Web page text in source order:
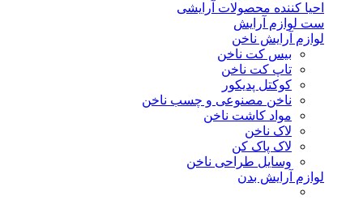
احیا کننده محصولات آرایشی
ست لوازم آرایش
لوازم آرایش ناخن
بیس کت ناخن
تاپ کت ناخن
کوکتل پدیکور
ناخن مصنوعی و چسب ناخن
مواد کاشت ناخن
لاک ناخن
لاک پاک کن
وسایل طراحی ناخن
لوازم آرایش بدن